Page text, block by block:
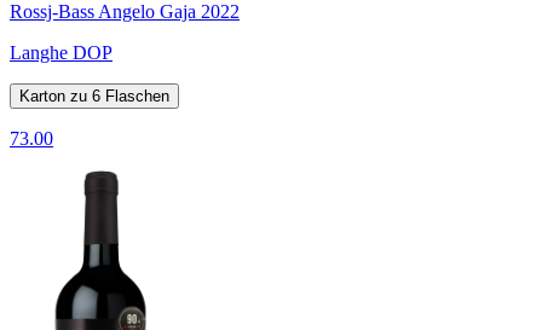
Rossj-Bass Angelo Gaja 2022
Langhe DOP
Karton zu 6 Flaschen
73.00